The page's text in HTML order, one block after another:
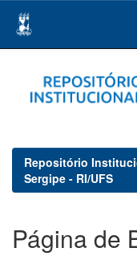
navigation
Repositório
Sergipe - RI/UFS
Página de